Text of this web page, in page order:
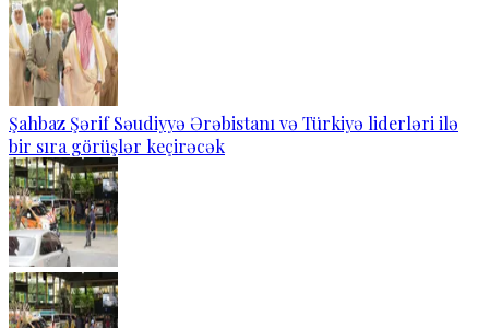
Şahbaz Şərif Səudiyyə Ərəbistanı və Türkiyə liderləri ilə
bir sıra görüşlər keçirəcək